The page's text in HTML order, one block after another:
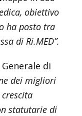
obiettivo
ha posto tra
di Ri.MED”.
di
dei migliori
statutarie di